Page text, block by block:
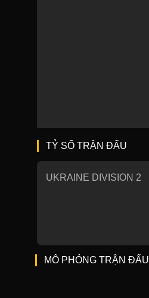
TỶ SỐ TRẬN ĐẤU
UKRAINE DIVISION 2
MÔ PHỎNG TRẬN ĐẤU